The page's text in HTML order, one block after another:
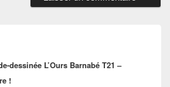
:
dessinée L’Ours Barnabé T21 –
!